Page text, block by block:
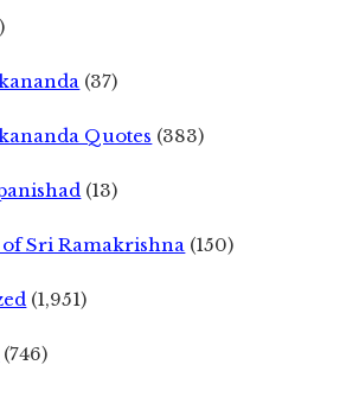
(37)
Quotes (383)
(13)
Sri Ramakrishna (150)
(1,951)
(746)